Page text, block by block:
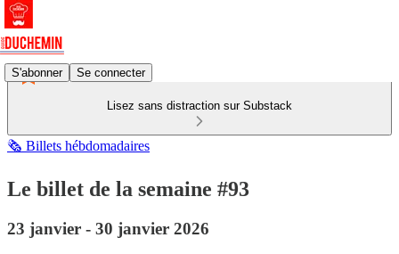
S'abonner Se connecter
Lisez sans distraction sur Substack
🗞️ Billets hébdomadaires
Le billet de la semaine #93
23 janvier - 30 janvier 2026